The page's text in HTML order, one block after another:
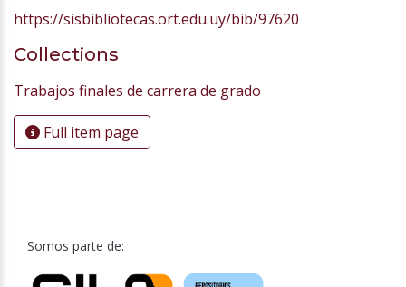
https://sisbibliotecas.ort.edu.uy/bib/97620
Collections
Trabajos finales de carrera de grado
Full item page
Somos parte de: